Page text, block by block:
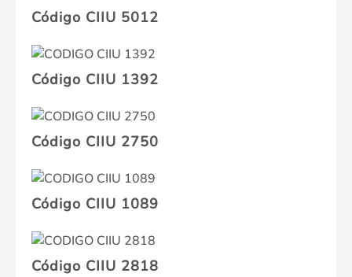
Código CIIU 5012
Código CIIU 1392
Código CIIU 2750
Código CIIU 1089
Código CIIU 2818